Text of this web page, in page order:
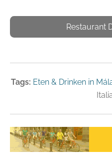
Restaurant
Tags: Eten & Drinken in